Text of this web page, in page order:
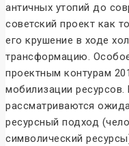
античных утопий до
советский проект как
его крушение в ходе
трансформацию.
проектным контурам
мобилизации ресурсов.
рассматриваются
ресурсный подход
символический